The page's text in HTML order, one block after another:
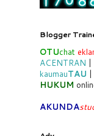
Blogger
OTUchat
ACENTRAN |
kaumauTAU |
HUKUM
AKUNDA